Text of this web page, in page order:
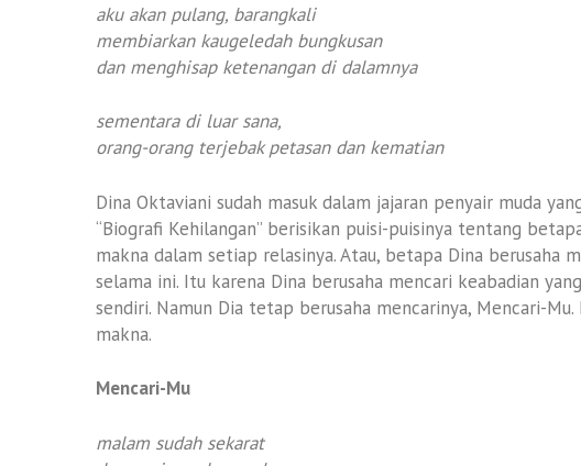
aku akan pulang, barangkali
membiarkan kaugeledah bungkusan
dan menghisap ketenangan di dalamnya
sementara di luar sana,
orang-orang terjebak petasan dan kematian
Dina Oktaviani sudah masuk dalam jajaran penyair muda
“Biografi Kehilangan” berisikan puisi-puisinya tentang
makna dalam setiap relasinya. Atau, betapa Dina berusaha
selama ini. Itu karena Dina berusaha mencari keabadian
sendiri. Namun Dia tetap berusaha mencarinya, Mencari-
makna.
Mencari-Mu
malam sudah sekarat